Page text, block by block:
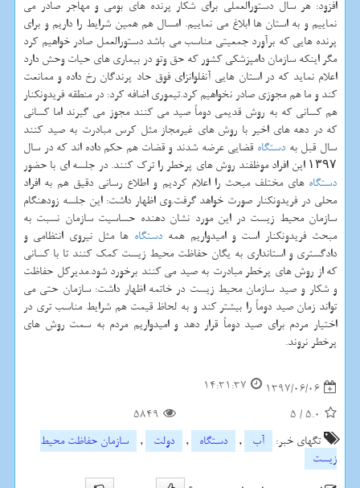
افزود: هر سال دستورالعملی برای شكار پرنده های بومی و مهاجر صادر می
نماییم و به استان ها ابلاغ می نماییم. امسال هم همین شرایط را داریم و برای
پرنده هایی كه برآورد جمعیتی مناسب می باشد دستورالعمل صادر خواهیم كرد
مگر اینكه سازمان دامپزشكی كشور كه حق وتو در بیماری های حیات وحش دارد
اعلام نماید كه در استان هایی آنفلوانزای فوق حاد پرندگان رخ داده و ممانعت
كند و ما هم مجوزی صادر نخواهیم كرد.تیموری اضافه كرد: در منطقه فریدونكنار
هم كسانی كه به روش قدیمی دوماً صید می كنند مجوز می گیرند اما كسانی
كه در دهه های اخیر با روش های غیرمجاز مثل كرس مبادرت به صید كنند
سال قبل به دستگاه قضایی عرضه شدند و قضات هم حكم داده اند كه در سال
۱۳۹۷ این افراد موظفند روش های پرخطر را ترك كنند. در جلسه ای با حضور
دستگاه های مختلف مبحث را اعلام كردیم و اطلاع رسانی دقیق هم به افراد
محلی در فریدونكنار صورت خواهد گرفت.وی اظهار داشت: این جلسه زودهنگام
سازمان محیط زیست در این مورد نشان دهنده حساسیت سازمان نسبت به
مبحث فریدونكنار است و امیدواریم همهدستگاه ها مثل نیروی انتظامی و
دادگستری و استانداری به یگان حفاظت محیط زیست كمك كنند تا با كسانی
كه از روش های پرخطر مبادرت به صید می كنند برخورد شود.مدیركل حفاظت
و شكار و صید سازمان محیط زیست در خاتمه اظهار داشت: سازمان حتی می
تواند زمان صید دوماً را بیشتر كند و به لحاظ قیمت هم شرایط مناسب تری در
اختیار مردم برای صید دوماً قرار دهد و امیدواریم مردم به سمت روش های
پرخطر نروند.
1397/06/06
14:31:37
5.0
/
5
5849
تگهای خبر:
آب , دستگاه , دولت ,
سازمان حفاظت محیط
زیست